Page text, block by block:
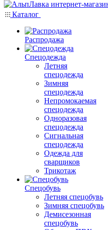
Каталог
Распродажа
Спецодежда
Летняя
спецодежда
Зимняя
спецодежда
Непромокаемая
спецодежда
Одноразовая
спецодежда
Сигнальная
спецодежда
Одежда для
сварщиков
Трикотаж
Спецобувь
Летняя спецобувь
Зимняя спецобувь
Демисезонная
спецобувь